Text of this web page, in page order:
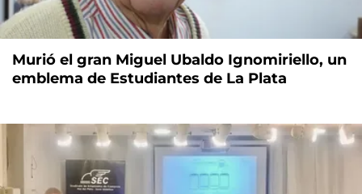
Murió el gran Miguel Ubaldo Ignomiriello, un
emblema de Estudiantes de La Plata